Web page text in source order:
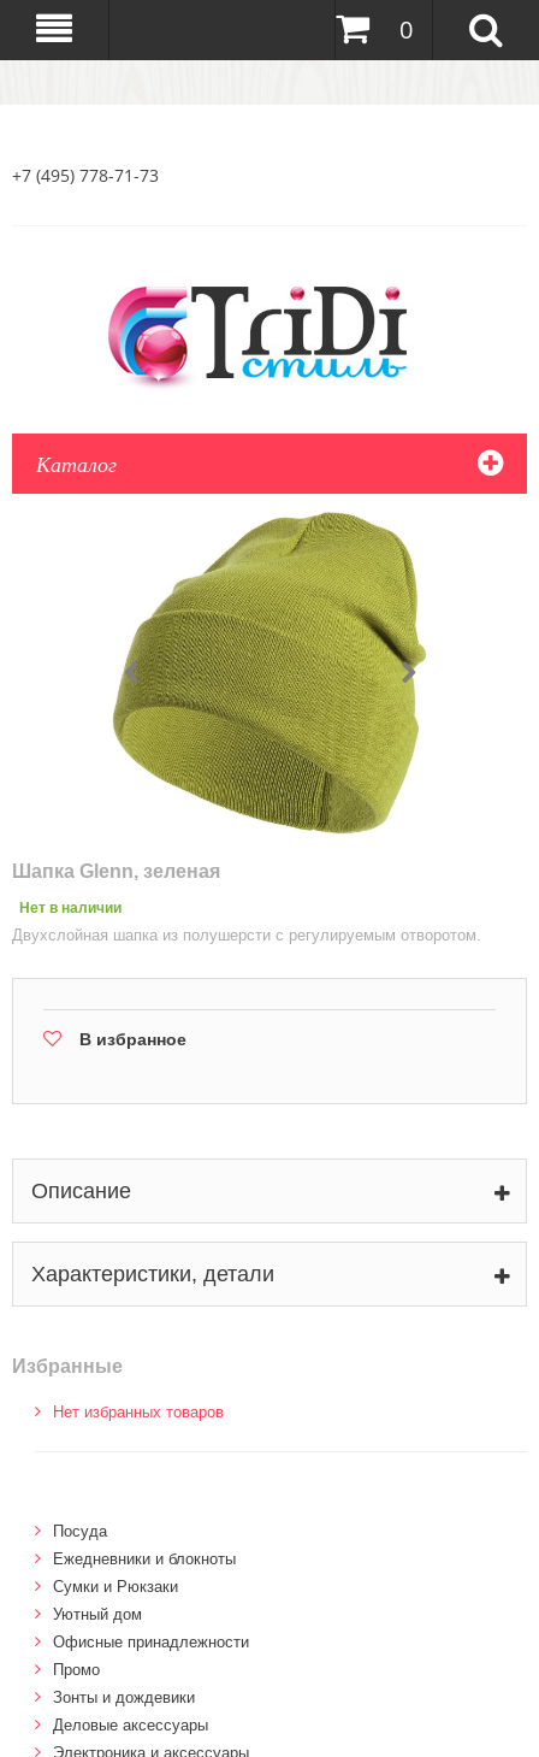
0
+7 (495) 778-71-73
Каталог
Шапка Glenn, зеленая
Нет в наличии
Двухслойная шапка из полушерсти с регулируемым отворотом.
В избранное
Описание
Характеристики, детали
Избранные
Нет избранных товаров
Посуда
Ежедневники и блокноты
Сумки и Рюкзаки
Уютный дом
Офисные принадлежности
Промо
Зонты и дождевики
Деловые аксессуары
Электроника и аксессуары